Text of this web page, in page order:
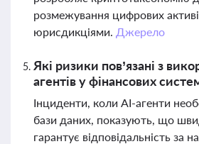
розмежування цифрових
юрисдикціями. Джерело
Які ризики пов’язані з
агентів у фінансових
Інциденти, коли AI-агенти
бази даних, показують, що
гарантує відповідальність за